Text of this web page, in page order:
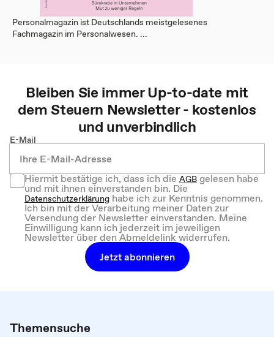
Personalmagazin ist Deutschlands meistgelesenes
Fachmagazin im Personalwesen. ...
Bleiben Sie immer Up-to-date mit
demSteuern Newsletter - kostenlos
und unverbindlich
E-Mail
Hiermit bestätige ich, dass ich dieAGBgelesen habe
und mit ihnen einverstanden bin. Die
Datenschutzerklärung habe ich zur Kenntnis genommen.
Ich bin mit der Verarbeitung meiner Daten zur
Versendung der Newsletter einverstanden. Meine
Einwilligung kann ich jederzeit im jeweiligen
Newsletter über den Abmeldelink widerrufen.
Jetzt abonnieren
Themensuche